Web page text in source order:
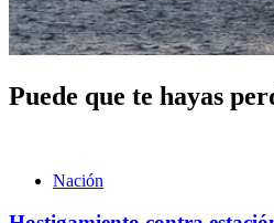
Puede que te hayas
Nación